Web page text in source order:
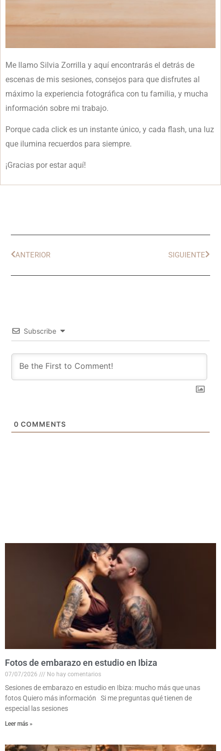
Me llamo Silvia Zorrilla y aquí encontrarás el detrás de
escenas de mis sesiones, consejos para que disfrutes al
máximo la experiencia fotográfica con tu familia, y mucha
información sobre mi trabajo.
Porque cada click es un instante único, y cada flash, una luz
que ilumina recuerdos para siempre.
¡Gracias por estar aquí!
ANTERIOR SIGUIENTE
Subscribe
0 COMMENTS
Fotos de embarazo en estudio en Ibiza
07/07/2026 No hay comentarios
Sesiones de embarazo en estudio en Ibiza: mucho más que unas
fotos Quiero más información Si me preguntas qué tienen de
especial las sesiones
Leer más »